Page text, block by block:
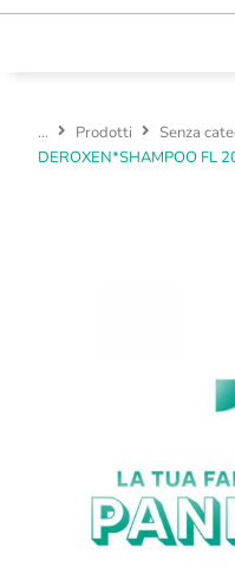
... Prodotti
Senza
DEROXEN*SHAMPOO FL